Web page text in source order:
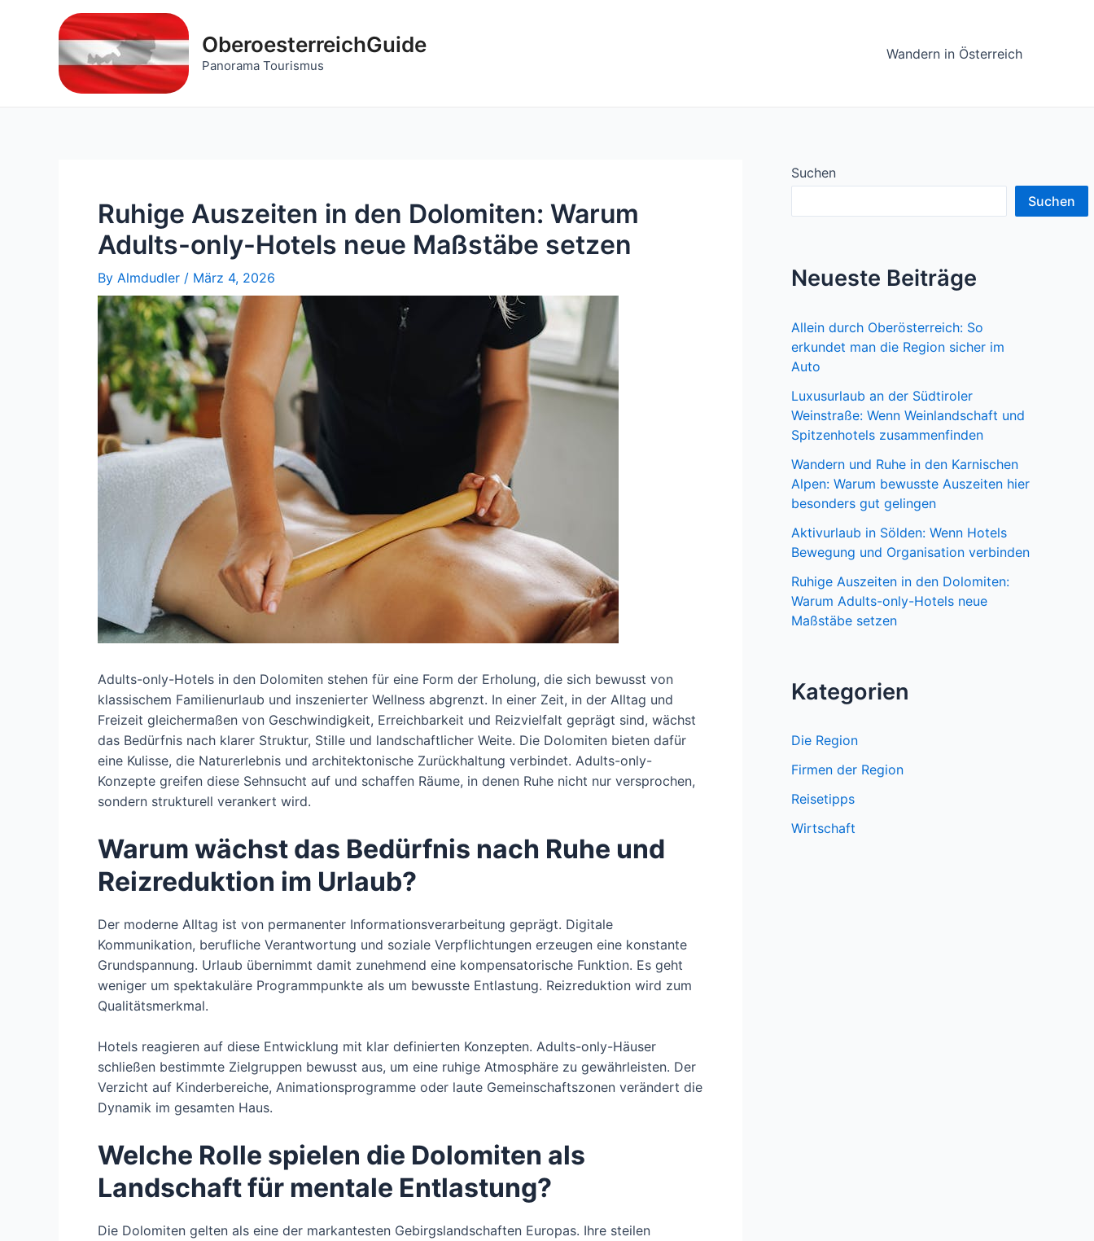
OberoesterreichGuide
Panorama Tourismus
Wandern in Österreich
Ruhige Auszeiten in den Dolomiten: Warum
Adults-only-Hotels neue Maßstäbe setzen
By Almdudler / März 4, 2026
Adults-only-Hotels in den Dolomiten stehen für eine Form der Erholung, die sich bewusst von
klassischem Familienurlaub und inszenierter Wellness abgrenzt. In einer Zeit, in der Alltag und
Freizeit gleichermaßen von Geschwindigkeit, Erreichbarkeit und Reizvielfalt geprägt sind, wächst
das Bedürfnis nach klarer Struktur, Stille und landschaftlicher Weite. Die Dolomiten bieten dafür
eine Kulisse, die Naturerlebnis und architektonische Zurückhaltung verbindet. Adults-only-
Konzepte greifen diese Sehnsucht auf und schaffen Räume, in denen Ruhe nicht nur versprochen,
sondern strukturell verankert wird.
Warum wächst das Bedürfnis nach Ruhe und
Reizreduktion im Urlaub?
Der moderne Alltag ist von permanenter Informationsverarbeitung geprägt. Digitale
Kommunikation, berufliche Verantwortung und soziale Verpflichtungen erzeugen eine konstante
Grundspannung. Urlaub übernimmt damit zunehmend eine kompensatorische Funktion. Es geht
weniger um spektakuläre Programmpunkte als um bewusste Entlastung. Reizreduktion wird zum
Qualitätsmerkmal.
Hotels reagieren auf diese Entwicklung mit klar definierten Konzepten. Adults-only-Häuser
schließen bestimmte Zielgruppen bewusst aus, um eine ruhige Atmosphäre zu gewährleisten. Der
Verzicht auf Kinderbereiche, Animationsprogramme oder laute Gemeinschaftszonen verändert die
Dynamik im gesamten Haus.
Welche Rolle spielen die Dolomiten als
Landschaft für mentale Entlastung?
Die Dolomiten gelten als eine der markantesten Gebirgslandschaften Europas. Ihre steilen
Suchen
Suchen
Neueste Beiträge
Allein durch Oberösterreich: So
erkundet man die Region sicher im
Auto
Luxusurlaub an der Südtiroler
Weinstraße: Wenn Weinlandschaft und
Spitzenhotels zusammenfinden
Wandern und Ruhe in den Karnischen
Alpen: Warum bewusste Auszeiten hier
besonders gut gelingen
Aktivurlaub in Sölden: Wenn Hotels
Bewegung und Organisation verbinden
Ruhige Auszeiten in den Dolomiten:
Warum Adults-only-Hotels neue
Maßstäbe setzen
Kategorien
Die Region
Firmen der Region
Reisetipps
Wirtschaft